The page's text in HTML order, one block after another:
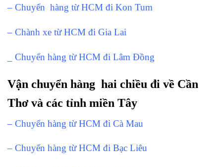
– Chuyển hàng từ HCM đi Kon Tum
– Chành xe từ HCM đi Gia Lai
_ Chuyển hàng từ HCM đi Lâm Đồng
Vận chuyển hàng hai chiều đi về Cần
Thơ và các tỉnh miền Tây
– Chuyển hàng từ HCM đi Cà Mau
– Chuyển hàng từ HCM đi Bạc Liêu